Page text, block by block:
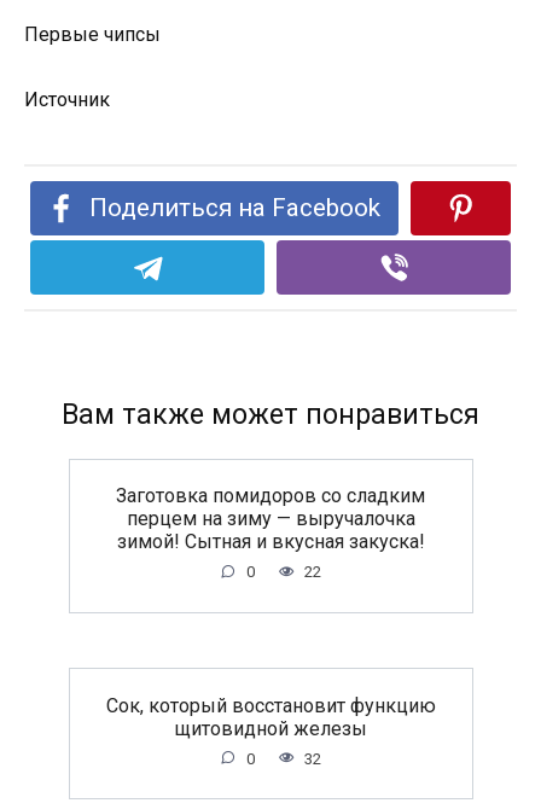
Первые чипсы
Источник
Поделиться на Facebook
Вам также может понравиться
Заготовка помидоров со сладким
перцем на зиму — выручалочка
зимой! Сытная и вкусная закуска!
0 22
Сок, который восстановит функцию
щитовидной железы
0 32